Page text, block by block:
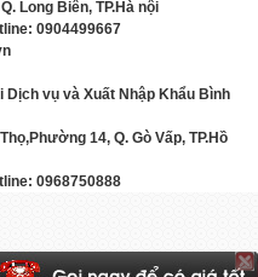
Long Biên, TP.Hà nội
0904499667
vụ và Xuất Nhập Khẩu Bình
14, Q. Gò Vấp, TP.Hồ
0968750888